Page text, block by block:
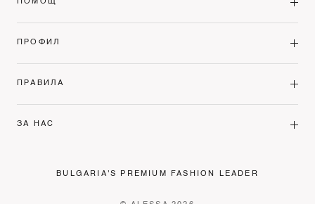
ПОМОЩ
ПРОФИЛ
ПРАВИЛА
ЗА НАС
BULGARIA'S PREMIUM FASHION LEADER